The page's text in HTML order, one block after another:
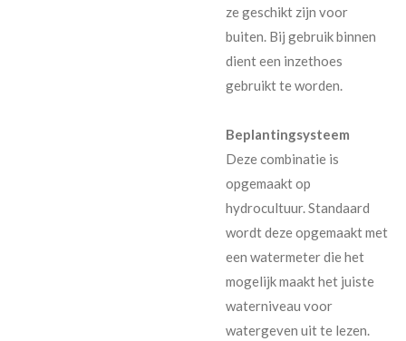
ze geschikt zijn voor
buiten. Bij gebruik binnen
dient een inzethoes
gebruikt te worden.
Beplantingsysteem
Deze combinatie is
opgemaakt op
hydrocultuur. Standaard
wordt deze opgemaakt met
een watermeter die het
mogelijk maakt het juiste
waterniveau voor
watergeven uit te lezen.